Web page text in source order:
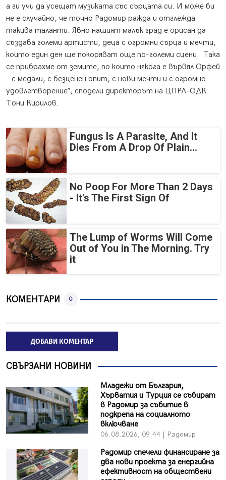
а ги учи да усещат музиката със сърцата си. И може би
не е случайно, че точно Радомир ражда и отглежда
такива таланти. Явно нашият малък град е орисан да
създава големи артисти, деца с огромни сърца и мечти,
които един ден ще покоряват още по-големи сцени. Така
се прибрахме от земите, по които някога е вървял Орфей
– с медали, с безценен опит, с нови мечти и с огромно
удовлетворение”, сподели директорът на ЦПРЛ-ОДК
Тони Кирилов.
Fungus Is A Parasite, And It
Dies From A Drop Of Plain...
No Poop For More Than 2 Days
- It's The First Sign Of
The Lump of Worms Will Come
Out of You in The Morning. Try
it
КОМЕНТАРИ 0
ДОБАВИ КОМЕНТАР
СВЪРЗАНИ НОВИНИ
Младежи от България,
Хърватия и Турция се събират
в Радомир за събитие в
подкрепа на социалното
включване
06.08.2026, 09:44 | Радомир
Радомир спечели финансиране за
два нови проекта за енергийна
ефективност на обществени